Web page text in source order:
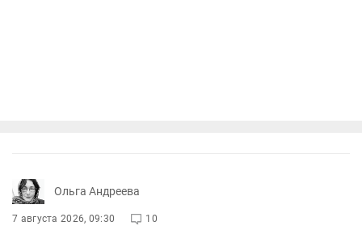
Ольга Андреева
7 августа 2026, 09:30 10